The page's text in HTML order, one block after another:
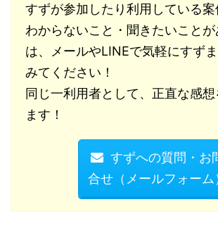
すずが参加したり利用している案
わからないこと・聞きたいこと
は、メールやLINEで気軽にすず
みてください！
同じ一利用者として、正直な感想
ます！
すずへの質問・お
合せ（メールフォーム